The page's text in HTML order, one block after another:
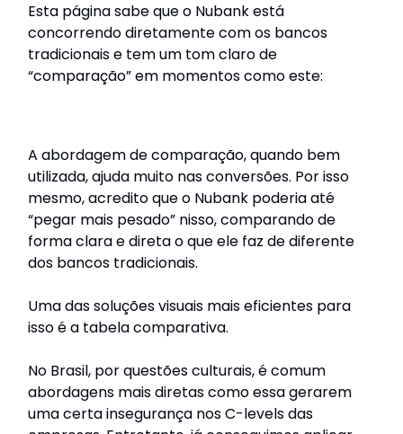
Esta página sabe que o Nubank está
concorrendo diretamente com os bancos
tradicionais e tem um tom claro de
“comparação” em momentos como este:
A abordagem de comparação, quando bem
utilizada, ajuda muito nas conversões. Por isso
mesmo, acredito que o Nubank poderia até
“pegar mais pesado” nisso, comparando de
forma clara e direta o que ele faz de diferente
dos bancos tradicionais.
Uma das soluções visuais mais eficientes para
isso é a tabela comparativa.
No Brasil, por questões culturais, é comum
abordagens mais diretas como essa gerarem
uma certa insegurança nos C-levels das